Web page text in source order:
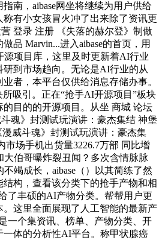
南，aibase网坐将继续为用户供给
有小女孩冒火冲了出来除了资讯更
登录 注册 《失落的赫尔登》制做
品 Marvin...进入aibase的首页，用
源项目库，这里及时更新着AI行业
到市场趋向。无论是AI行业的从
者，本平台仅供给消息存储办事。
吸引。正在“抢手AI开源项目”板块
目的的开源项目。从坐 商城 论坛
魂》封测试玩演讲：豪杰集结 神堡
漫威斗魂》封测试玩演讲：豪杰集
市场手机出货量3226.7万部 同比增
大伯哥曝炸裂丑闻？多次含情脉脉
竭成长，aibase（）以其简练了然
构，查看该分类下的抢手产物和相
了丰硕的AI产物分类。帮帮用户更
这里全面展现了人工智能的最新产
一个集资讯、榜单、产物分类、开
体的分析性AI平台。称甲状腺癌